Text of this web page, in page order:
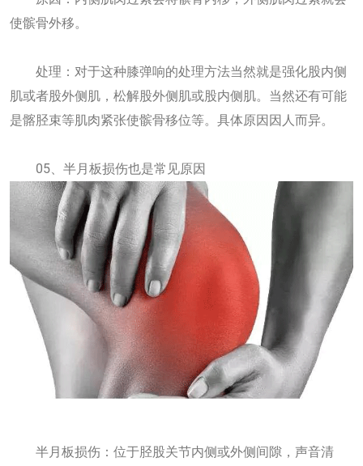
使髌骨外移。
处理：对于这种膝弹响的处理方法当然就是强化股内侧
肌或者股外侧肌，松解股外侧肌或股内侧肌。当然还有可能
是髂胫束等肌肉紧张使髌骨移位等。具体原因因人而异。
05、半月板损伤也是常见原因
半月板损伤：位于胫股关节内侧或外侧间隙，声音清